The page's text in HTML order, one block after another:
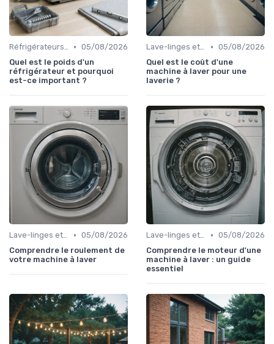
Réfrigérateurs et Congélateurs • 05/08/2026
Quel est le poids d'un
réfrigérateur et pourquoi
est-ce important ?
Lave-linges et Sèche-linges • 05/08/2026
Quel est le coût d'une
machine à laver pour une
laverie ?
Lave-linges et Sèche-linges • 05/08/2026
Comprendre le roulement de
votre machine à laver
Lave-linges et Sèche-linges • 05/08/2026
Comprendre le moteur d'une
machine à laver : un guide
essentiel